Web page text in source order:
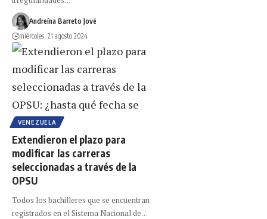
Andreína Barreto Jové
miércoles, 21 agosto 2024
VENEZUELA
Extendieron el plazo para
modificar las carreras
seleccionadas a través de la
OPSU
Todos los bachilleres que se encuentran
registrados en el Sistema Nacional de…